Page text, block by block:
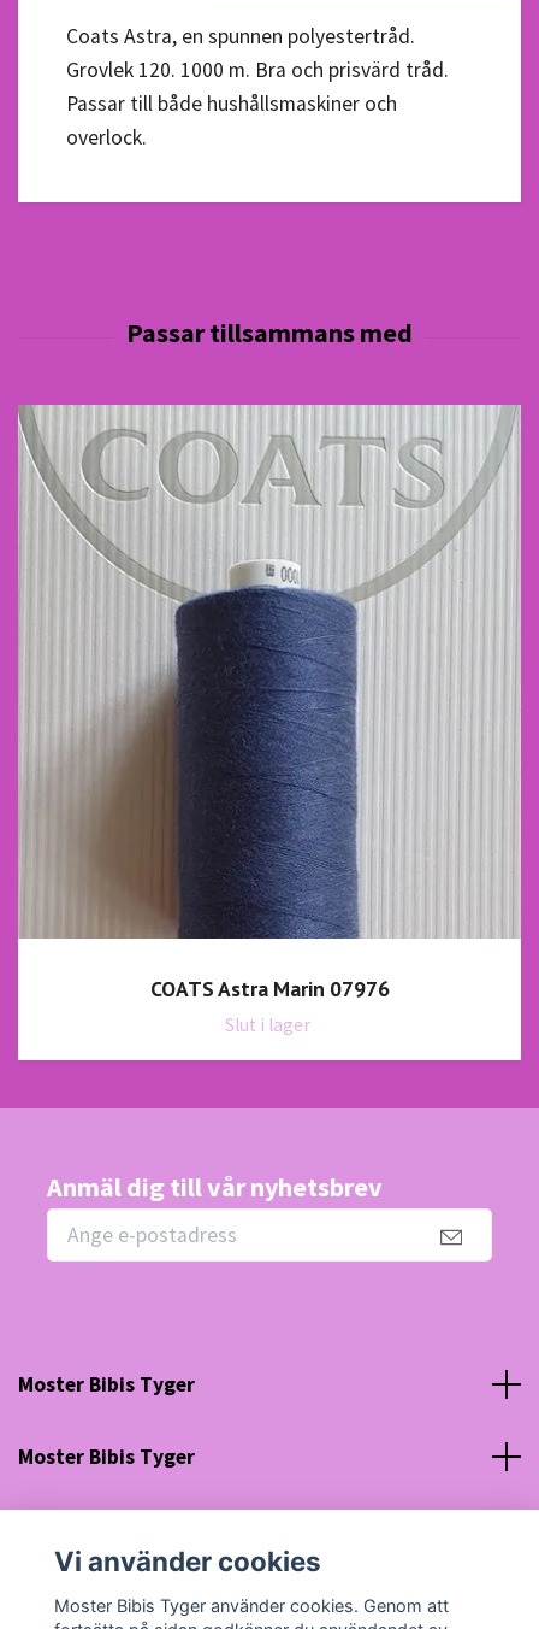
Coats Astra, en spunnen polyestertråd.
Grovlek 120. 1000 m. Bra och prisvärd tråd.
Passar till både hushållsmaskiner och
overlock.
COATS Astra Marin 07976
Slut i lager
Anmäl dig till vår nyhetsbrev
Moster Bibis Tyger
Moster Bibis Tyger
Org nr: 630910-5945
Vi använder cookies
Moster Bibis Tyger använder cookies. Genom att